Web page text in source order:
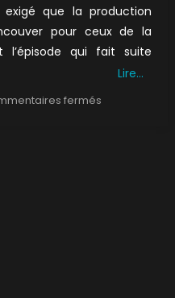
que la production
pour ceux de la
l’épisode qui fait suite
Lire…
ferméssur